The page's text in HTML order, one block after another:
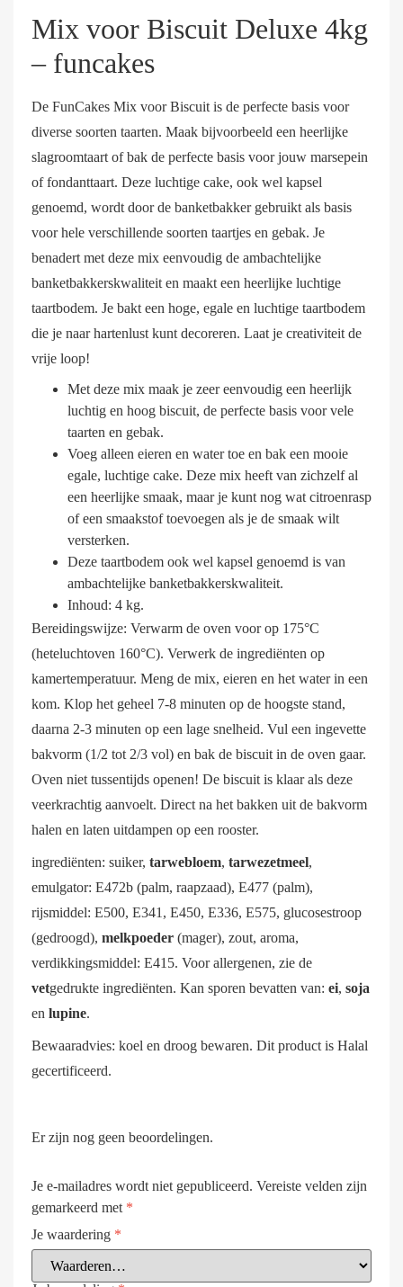
Mix voor Biscuit Deluxe 4kg
– funcakes
De FunCakes Mix voor Biscuit is de perfecte basis voor
diverse soorten taarten. Maak bijvoorbeeld een heerlijke
slagroomtaart of bak de perfecte basis voor jouw marsepein
of fondanttaart. Deze luchtige cake, ook wel kapsel
genoemd, wordt door de banketbakker gebruikt als basis
voor hele verschillende soorten taartjes en gebak. Je
benadert met deze mix eenvoudig de ambachtelijke
banketbakkerskwaliteit en maakt een heerlijke luchtige
taartbodem. Je bakt een hoge, egale en luchtige taartbodem
die je naar hartenlust kunt decoreren. Laat je creativiteit de
vrije loop!
Met deze mix maak je zeer eenvoudig een heerlijk
luchtig en hoog biscuit, de perfecte basis voor vele
taarten en gebak.
Voeg alleen eieren en water toe en bak een mooie
egale, luchtige cake. Deze mix heeft van zichzelf al
een heerlijke smaak, maar je kunt nog wat citroenrasp
of een smaakstof toevoegen als je de smaak wilt
versterken.
Deze taartbodem ook wel kapsel genoemd is van
ambachtelijke banketbakkerskwaliteit.
Inhoud: 4 kg.
Bereidingswijze: Verwarm de oven voor op 175°C
(heteluchtoven 160°C). Verwerk de ingrediënten op
kamertemperatuur. Meng de mix, eieren en het water in een
kom. Klop het geheel 7-8 minuten op de hoogste stand,
daarna 2-3 minuten op een lage snelheid. Vul een ingevette
bakvorm (1/2 tot 2/3 vol) en bak de biscuit in de oven gaar.
Oven niet tussentijds openen! De biscuit is klaar als deze
veerkrachtig aanvoelt. Direct na het bakken uit de bakvorm
halen en laten uitdampen op een rooster.
ingrediënten: suiker, tarwebloem, tarwezetmeel,
emulgator: E472b (palm, raapzaad), E477 (palm),
rijsmiddel: E500, E341, E450, E336, E575, glucosestroop
(gedroogd), melkpoeder (mager), zout, aroma,
verdikkingsmiddel: E415. Voor allergenen, zie de
vetgedrukte ingrediënten. Kan sporen bevatten van: ei, soja
en lupine.
Bewaaradvies: koel en droog bewaren. Dit product is Halal
gecertificeerd.
Er zijn nog geen beoordelingen.
Je e-mailadres wordt niet gepubliceerd. Vereiste velden zijn
gemarkeerd met *
Je waardering *